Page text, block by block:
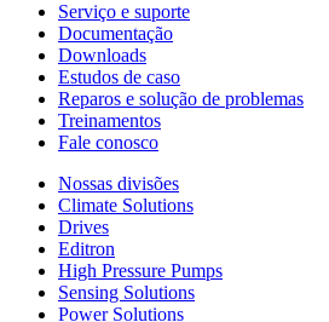
Serviço e suporte
Documentação
Downloads
Estudos de caso
Reparos e solução de problemas
Treinamentos
Fale conosco
Nossas divisões
Climate Solutions
Drives
Editron
High Pressure Pumps
Sensing Solutions
Power Solutions